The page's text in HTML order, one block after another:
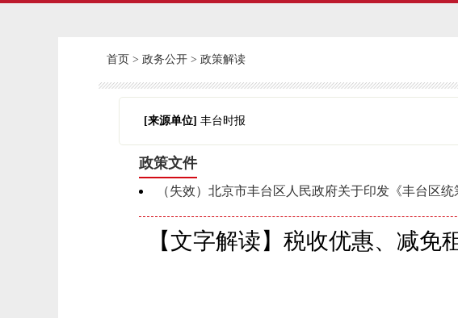
首页 > 政务公开 > 政策解读
[来源单位] 丰台时报
政策文件
（失效）北京市丰台区人民政府关于印发《丰台区
【文字解读】税收优惠、减免